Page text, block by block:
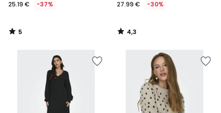
25.19 € -37%
5
/
27.99 € -30%
4,3
/